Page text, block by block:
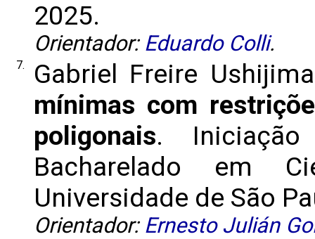
2025.
Orientador: Eduardo Colli.
7.
Gabriel Freire
mínimas com
poligonais. Iniciação
Bacharelado em
Universidade de São
Orientador: Ernesto Julián